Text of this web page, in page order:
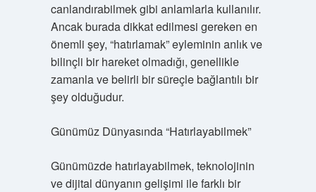
canlandırabilmek gibi anlamlarla kullanılır.
Ancak burada dikkat edilmesi gereken en
önemli şey, “hatırlamak” eyleminin anlık ve
bilinçli bir hareket olmadığı, genellikle
zamanla ve belirli bir süreçle bağlantılı bir
şey olduğudur.
Günümüz Dünyasında “Hatırlayabilmek”
Günümüzde hatırlayabilmek, teknolojinin
ve dijital dünyanın gelişimi ile farklı bir